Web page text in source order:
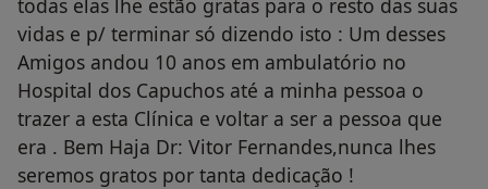
vidas e p/ terminar só dizendo isto : Um desses
Amigos andou 10 anos em ambulatório no
Hospital dos Capuchos até a minha pessoa o
trazer a esta Clínica e voltar a ser a pessoa que
era . Bem Haja Dr: Vitor Fernandes,nunca lhes
seremos gratos por tanta dedicação !